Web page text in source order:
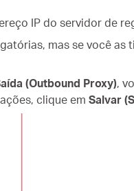
IP do servidor de
mas se você as
(Outbound Proxy),
clique em Salvar